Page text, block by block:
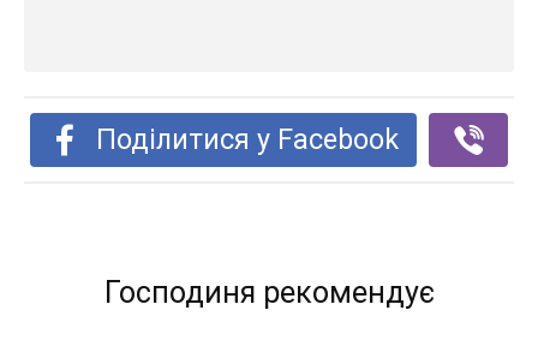
Поділитися у Facebook
Господиня рекомендує